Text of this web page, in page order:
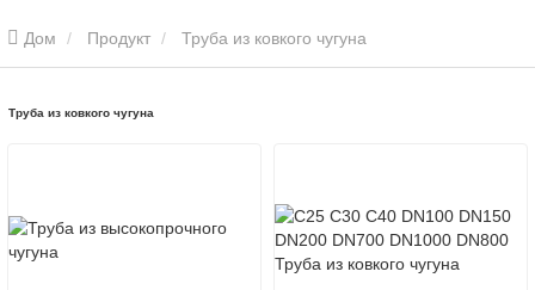
Дом Продукт Труба из ковкого чугуна
Труба из ковкого чугуна